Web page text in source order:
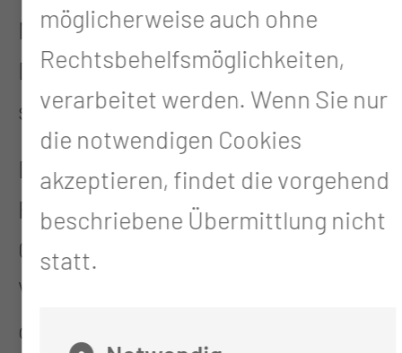
Motto „Mit Worten bewegen:
Den Dialog der Zukunft gestalten“
statt.
Derzeit befinden wir uns in der
Planungs- und
Organisationsphase, in der eine
Vielzahl an Ideen entwickelt und
diskutiert werden. Im Rahmen der
möglicherweise auch ohne
Rechtsbehelfsmöglichkeiten,
verarbeitet werden. Wenn Sie nur
die notwendigen Cookies
akzeptieren, findet die vorgehend
beschriebene Übermittlung nicht
statt.